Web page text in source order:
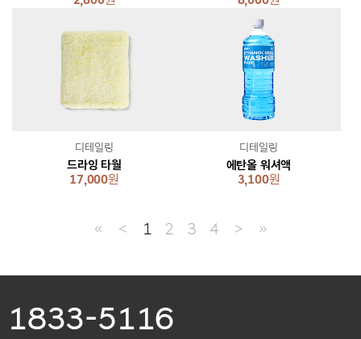
드라잉 타월
17,000원
디테일링
에탄올 워셔액
3,100원
디테일링
≪ ＜ 1 2 3 4 ＞ ≫
1833-5116